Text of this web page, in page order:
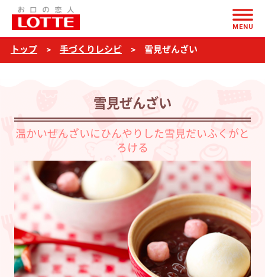
雪
見
ぜ
い
MENU
トップ 手づくりレシピ 雪見ぜんざい
雪見ぜんざい
温かいぜんざいにひんやりした雪見だいふくがと
ろける